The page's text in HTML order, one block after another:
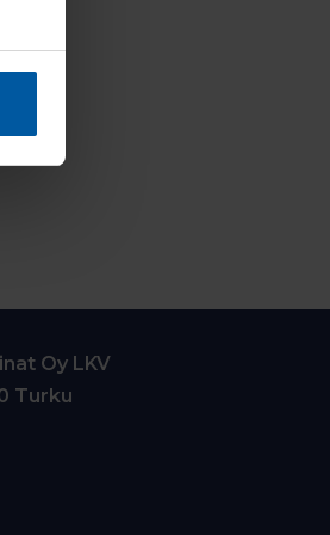
vain sujui! Vakuuttavaa työtä
Oy LKV
Turku